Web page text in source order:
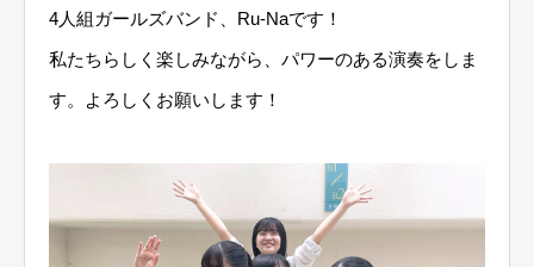
4人組ガールズバンド、Ru-Naです！
私たちらしく楽しみながら、パワーのある演奏をしま
す。よろしくお願いします！